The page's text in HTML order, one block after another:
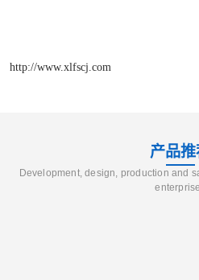
http://www.xlfscj.com
产品推
Development, design, production and